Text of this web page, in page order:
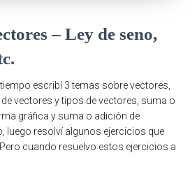
– Ley de seno,
escribí 3 temas sobre vectores,
vectores y tipos de vectores, suma o
gráfica y suma o adición de
luego resolví algunos ejercicios que
cuando resuelvo estos ejercicios a